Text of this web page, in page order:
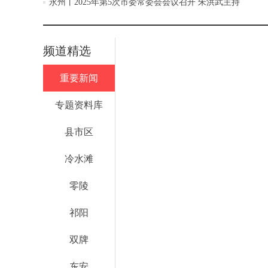
永州丨2025年第5次市委常委会会议召开 朱洪武主持
频道精选
重要新闻
专题资料库
县市区
冷水滩
零陵
祁阳
双牌